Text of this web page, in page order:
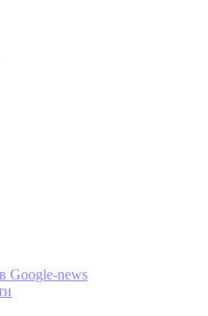
Google-news